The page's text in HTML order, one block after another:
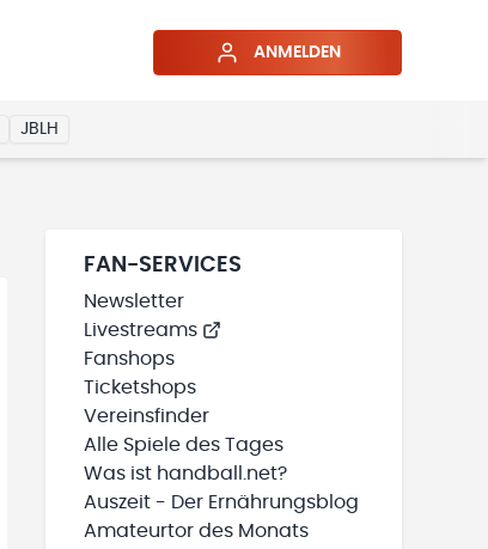
ANMELDEN
JBLH
FAN-SERVICES
Newsletter
Livestreams
Fanshops
Ticketshops
Vereinsfinder
Alle Spiele des Tages
Was ist handball.net?
Auszeit - Der Ernährungsblog
Amateurtor des Monats